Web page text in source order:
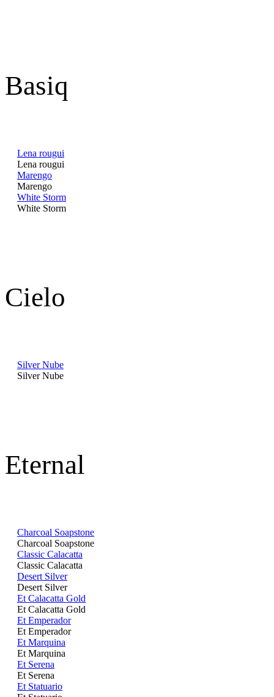
Basiq
Lena rougui
Lena rougui
Marengo
Marengo
White Storm
White Storm
Cielo
Silver Nube
Silver Nube
Eternal
Charcoal Soapstone
Charcoal Soapstone
Classic Calacatta
Classic Calacatta
Desert Silver
Desert Silver
Et Calacatta Gold
Et Calacatta Gold
Et Emperador
Et Emperador
Et Marquina
Et Marquina
Et Serena
Et Serena
Et Statuario